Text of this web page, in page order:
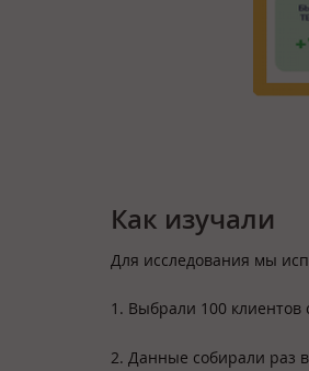
Как изучали
Для исследования мы
1. Выбрали 100
2. Данные собирали раз